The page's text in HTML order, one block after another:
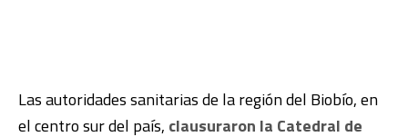
Las autoridades sanitarias de la región del Biobío, en
el centro sur del país, clausuraron la Catedral de